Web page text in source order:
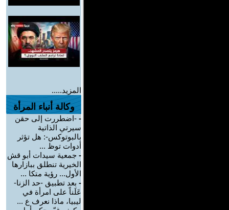
المزيد.....
وكالة أنباء المرأة
- -اضطررت إلى حقن
سيرتي الذاتية
بالبوتوكس-: هل تؤثر
أدوات توظ ...
- جمعية سيدات أبو قش
الخيرية تنطلق ببازارها
الأول... رؤية متكا ...
- بعد تطبيق -حد الزنا-
عَلَناً على امرأة في
ليبيا، ماذا نعرف ع ...